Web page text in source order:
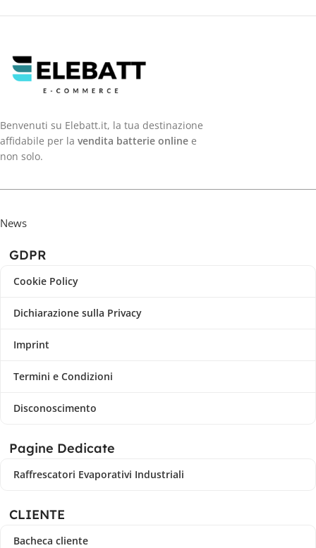
Benvenuti su Elebatt.it, la tua destinazione
affidabile per la vendita batterie online e
non solo.
News
GDPR
Cookie Policy
Dichiarazione sulla Privacy
Imprint
Termini e Condizioni
Disconoscimento
Pagine Dedicate
Raffrescatori Evaporativi Industriali
CLIENTE
Bacheca cliente